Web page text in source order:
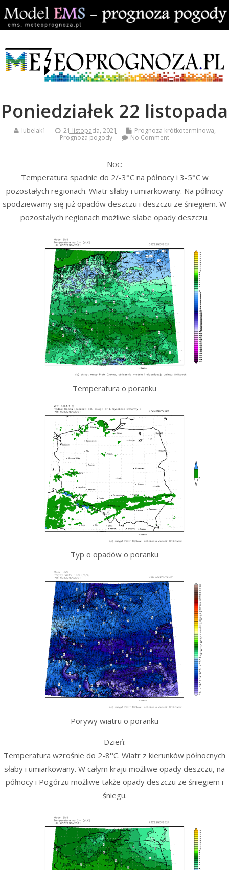
Poniedziałek 22 listopada
lubelak1 21 listopada, 2021 Prognoza krótkoterminowa,
Prognoza pogody
No Comment
Noc:
Temperatura spadnie do 2/-3°C na północy i 3-5°C w
pozostałych regionach. Wiatr słaby i umiarkowany. Na północy
spodziewamy się już opadów deszczu i deszczu ze śniegiem. W
pozostałych regionach możliwe słabe opady deszczu.
Temperatura o poranku
Typ o opadów o poranku
Porywy wiatru o poranku
Dzień:
Temperatura wzrośnie do 2-8°C. Wiatr z kierunków północnych
słaby i umiarkowany. W całym kraju możliwe opady deszczu, na
północy i Pogórzu możliwe także opady deszczu ze śniegiem i
śniegu.